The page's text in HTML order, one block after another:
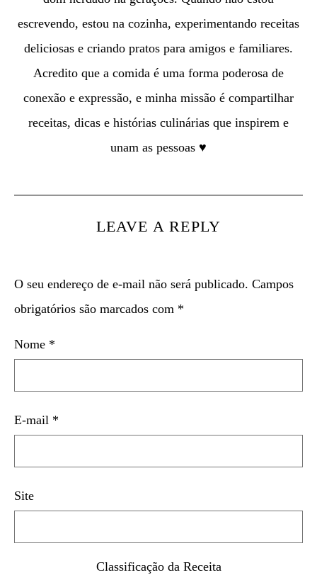
escrevendo, estou na cozinha, experimentando receitas
deliciosas e criando pratos para amigos e familiares.
Acredito que a comida é uma forma poderosa de
conexão e expressão, e minha missão é compartilhar
receitas, dicas e histórias culinárias que inspirem e
unam as pessoas ♥
LEAVE A REPLY
O seu endereço de e-mail não será publicado. Campos
obrigatórios são marcados com *
Nome *
E-mail *
Site
Classificação da Receita